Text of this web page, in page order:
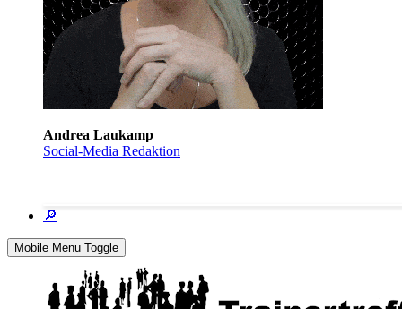
Andrea Laukamp
Social-Media Redaktion
🔎
Mobile Menu Toggle